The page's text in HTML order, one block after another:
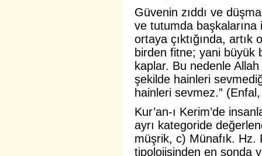
Güvenin zıddı ve
ve tutumda
ortaya çıktığında, artık
birden fitne; yani büyük
kaplar. Bu nedenle Allah
şekilde hainleri
hainleri sevmez.”
Kur’an-ı Kerim’de
ayrı kategoride
müşrik, c) Münafık.
tipolojisinden en sonda